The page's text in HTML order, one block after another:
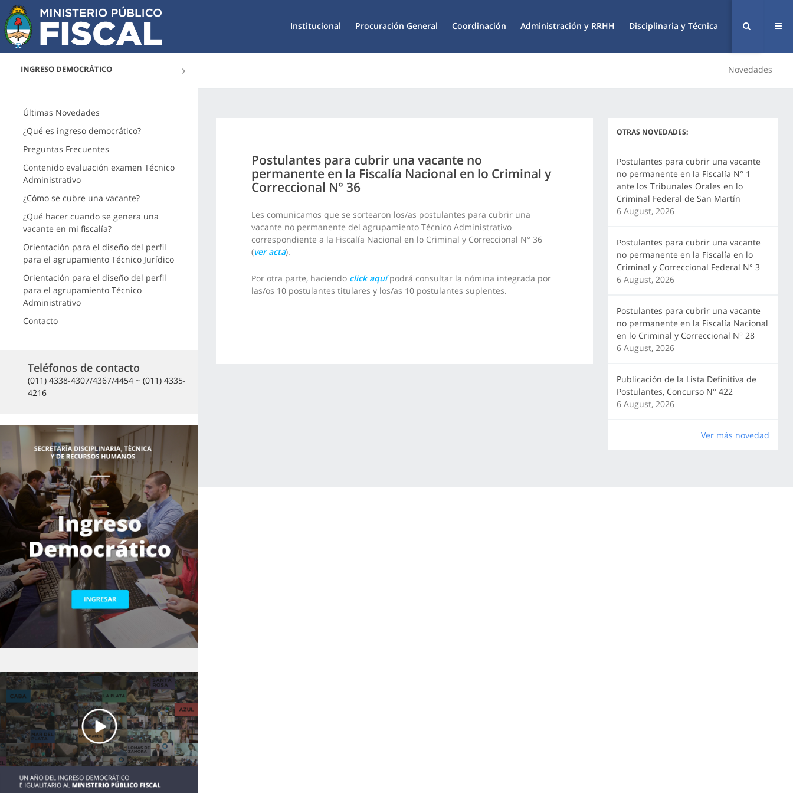
Institucional Procuración General Coordinación Administración y RRHH Disciplinaria y Técnica
INGRESO DEMOCRÁTICO Novedades
Últimas Novedades
¿Qué es ingreso democrático?
Preguntas Frecuentes
Contenido evaluación examen Técnico
Administrativo
¿Cómo se cubre una vacante?
¿Qué hacer cuando se genera una
vacante en mi fiscalía?
Orientación para el diseño del perfil
para el agrupamiento Técnico Jurídico
Orientación para el diseño del perfil
para el agrupamiento Técnico
Administrativo
Contacto
Teléfonos de contacto
(011) 4338-4307/4367/4454 ~ (011) 4335-
4216
Postulantes para cubrir una vacante no
permanente en la Fiscalía Nacional en lo Criminal y
Correccional N° 36
Les comunicamos que se sortearon los/as postulantes para cubrir una
vacante no permanente del agrupamiento Técnico Administrativo
correspondiente a la Fiscalía Nacional en lo Criminal y Correccional N° 36
(ver acta).
Por otra parte, haciendo click aquí podrá consultar la nómina integrada por
las/os 10 postulantes titulares y los/as 10 postulantes suplentes.
OTRAS NOVEDADES:
Postulantes para cubrir una vacante
no permanente en la Fiscalía N° 1
ante los Tribunales Orales en lo
Criminal Federal de San Martín
6 August, 2026
Postulantes para cubrir una vacante
no permanente en la Fiscalía en lo
Criminal y Correccional Federal N° 3
6 August, 2026
Postulantes para cubrir una vacante
no permanente en la Fiscalía Nacional
en lo Criminal y Correccional N° 28
6 August, 2026
Publicación de la Lista Definitiva de
Postulantes, Concurso N° 422
6 August, 2026
Ver más novedad